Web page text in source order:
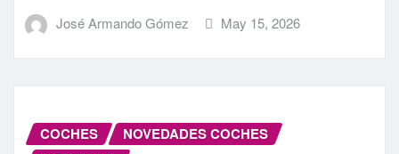
José Armando Gómez May 15, 2026
COCHES
NOVEDADES COCHES